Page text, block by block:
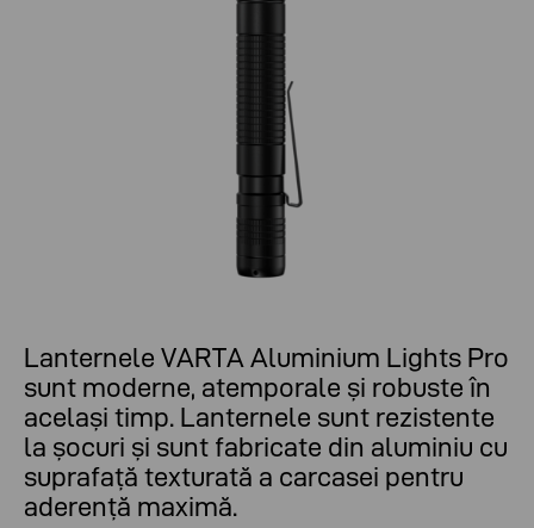
Lanternele VARTA Aluminium Lights Pro
sunt moderne, atemporale și robuste în
același timp. Lanternele sunt rezistente
la șocuri și sunt fabricate din aluminiu cu
suprafață texturată a carcasei pentru
aderență maximă.